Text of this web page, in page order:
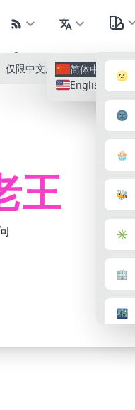
仅限中文所有语种简体中文
English
🌝
🌚
🧁
🐝
✳️
🏢
🌃
👴
王